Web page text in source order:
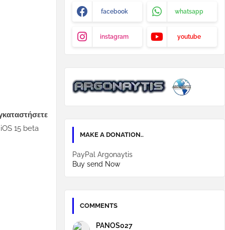
15 beta
facebook whatsapp
instagram youtube
MAKE A DONATION..
PayPal Argonaytis
Buy send Now
COMMENTS
PANOS027